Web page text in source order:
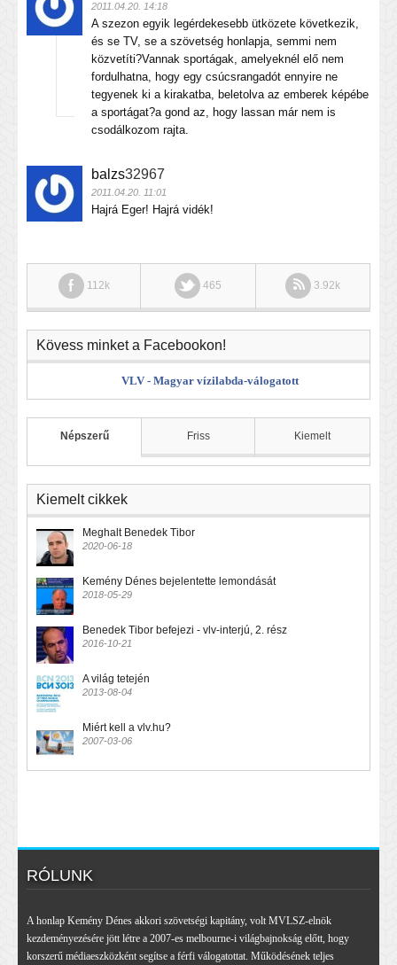
2011.04.20. 14:18
A szezon egyik legérdekesebb ütközete következik,
és se TV, se a szövetség honlapja, semmi nem
közvetíti?Vannak sportágak, amelyeknél elő nem
fordulhatna, hogy egy csúcsrangadót ennyire ne
tegyenek ki a kirakatba, beletolva az emberek képébe
a sportágat?a gond az, hogy lassan már nem is
csodálkozom rajta.
balzs32967
2011.04.20. 11:01
Hajrá Eger! Hajrá vidék!
112k 465 3.92k
Kövess minket a Facebookon!
VLV - Magyar vízilabda-válogatott
Népszerű Friss Kiemelt
Kiemelt cikkek
Meghalt Benedek Tibor
2020-06-18
Kemény Dénes bejelentette lemondását
2018-05-29
Benedek Tibor befejezi - vlv-interjú, 2. rész
2016-10-21
A világ tetején
2013-08-04
Miért kell a vlv.hu?
2007-03-06
RÓLUNK
A honlap Kemény Dénes akkori szövetségi kapitány, volt MVLSZ-elnök
kezdeményezésére jött létre a 2007-es melbourne-i világbajnokság előtt, hogy
korszerű médiaeszközként segítse a férfi válogatottat. Működésének teljes